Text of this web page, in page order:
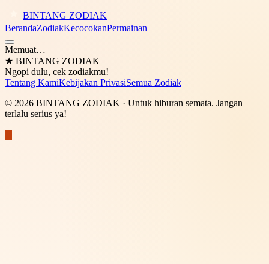
BINTANG ZODIAK
BerandaZodiakKecocokanPermainan
Memuat…
★ BINTANG ZODIAK
Ngopi dulu, cek zodiakmu!
Tentang KamiKebijakan PrivasiSemua Zodiak
© 2026 BINTANG ZODIAK · Untuk hiburan semata. Jangan
terlalu serius ya!